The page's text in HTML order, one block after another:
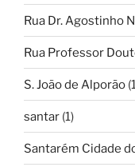
Rua Dr. Agostinho
Rua Professor
S. João de Alporão
santar (1)
Santarém Cidade